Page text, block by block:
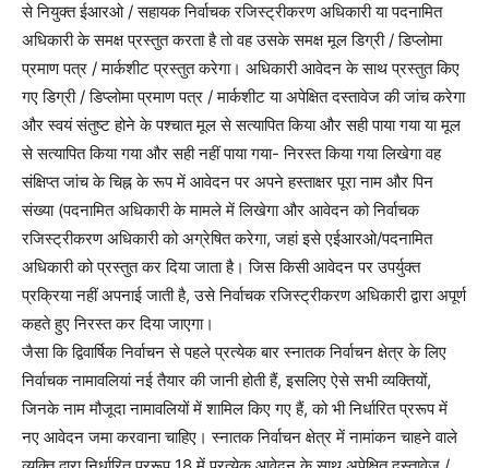
से नियुक्त ईआरओ / सहायक निर्वाचक रजिस्ट्रीकरण अधिकारी या पदनामित
अधिकारी के समक्ष प्रस्तुत करता है तो वह उसके समक्ष मूल डिग्री / डिप्लोमा
प्रमाण पत्र / मार्कशीट प्रस्तुत करेगा। अधिकारी आवेदन के साथ प्रस्तुत किए
गए डिग्री / डिप्लोमा प्रमाण पत्र / मार्कशीट या अपेक्षित दस्तावेज की जांच करेगा
और स्वयं संतुष्ट होने के पश्चात मूल से सत्यापित किया और सही पाया गया या मूल
से सत्यापित किया गया और सही नहीं पाया गया- निरस्त किया गया लिखेगा वह
संक्षिप्त जांच के चिह्न के रूप में आवेदन पर अपने हस्ताक्षर पूरा नाम और पिन
संख्या (पदनामित अधिकारी के मामले में लिखेगा और आवेदन को निर्वाचक
रजिस्ट्रीकरण अधिकारी को अग्रेषित करेगा, जहां इसे एईआरओ/पदनामित
अधिकारी को प्रस्तुत कर दिया जाता है। जिस किसी आवेदन पर उपर्युक्त
प्रक्रिया नहीं अपनाई जाती है, उसे निर्वाचक रजिस्ट्रीकरण अधिकारी द्वारा अपूर्ण
कहते हुए निरस्त कर दिया जाएगा।
जैसा कि द्विवार्षिक निर्वाचन से पहले प्रत्येक बार स्नातक निर्वाचन क्षेत्र के लिए
निर्वाचक नामावलियां नई तैयार की जानी होती हैं, इसलिए ऐसे सभी व्यक्तियों,
जिनके नाम मौजूदा नामावलियों में शामिल किए गए हैं, को भी निर्धारित प्ररूप में
नए आवेदन जमा करवाना चाहिए। स्नातक निर्वाचन क्षेत्र में नामांकन चाहने वाले